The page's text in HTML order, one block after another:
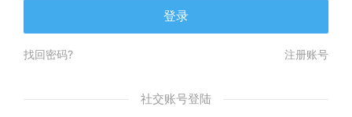
登录
找回密码? 注册账号
社交账号登陆